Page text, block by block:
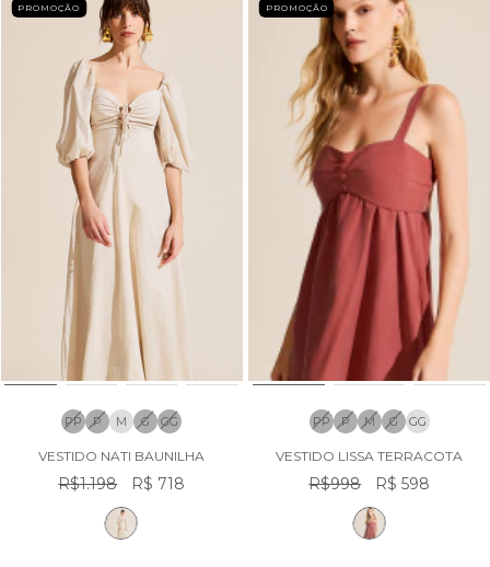
PROMOÇÃO
PP P M G GG
VESTIDO NATI BAUNILHA
R$1.198 R$ 718
PROMOÇÃO
PP P M G GG
VESTIDO LISSA TERRACOTA
R$998 R$ 598